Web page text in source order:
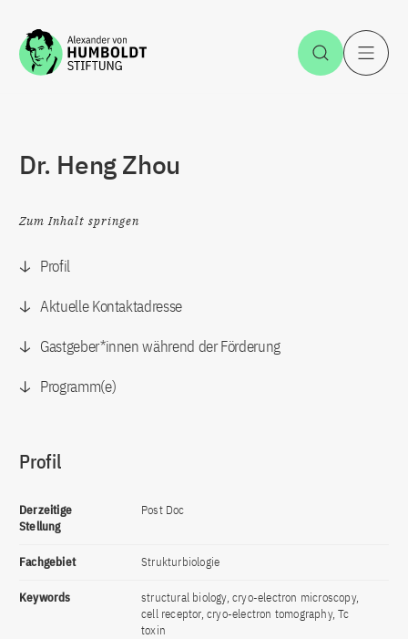
Zum Inhalt springen Suche
Dr. Heng Zhou
Zum Inhalt springen
Profil
Aktuelle Kontaktadresse
Gastgeber*innen während der Förderung
Programm(e)
Profil
Derzeitige
Stellung
Post Doc
Fachgebiet Strukturbiologie
Keywords
structural biology, cryo-electron microscopy,
cell receptor, cryo-electron tomography, Tc
toxin